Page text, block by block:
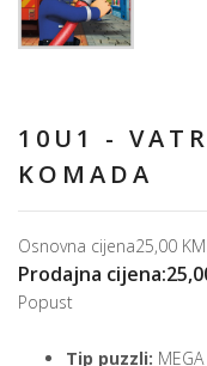
10U1 -
KOMADA
Osnovna cijena25,00 KM
Prodajna cijena:
Popust
Tip puzzli: